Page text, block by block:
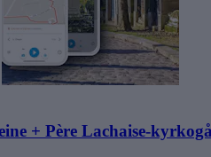
+ Père Lachaise-